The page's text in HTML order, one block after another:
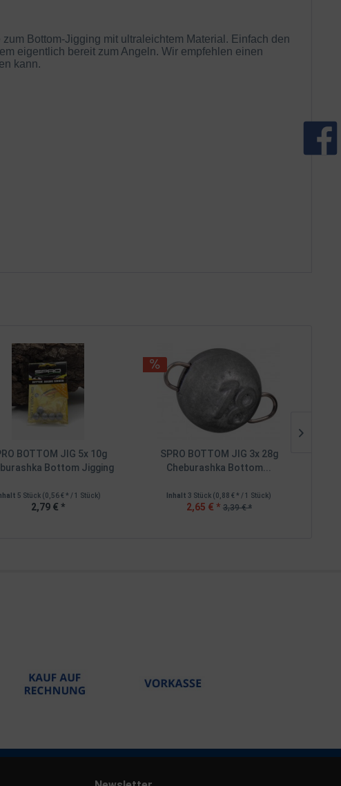
Bottom-Jigging mit ultraleichtem Material. Einfach den
eigentlich bereit zum Angeln. Wir empfehlen einen
kann.
BOTTOM JIG 5x 10g
Bottom Jigging
5 Stück (0,56 € * / 1 Stück)
2,79 € *
SPRO BOTTOM JIG 3x 28g
Cheburashka Bottom...
Inhalt3 Stück (0,88 € * / 1 Stück)
2,65 € * 3,39 € *